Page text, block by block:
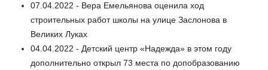
07.04.2022 - Вера Емельянова оценила ход
строительных работ школы на улице Заслонова в
Великих Луках
04.04.2022 - Детский центр «Надежда» в этом году
дополнительно открыл 73 места по допобразованию